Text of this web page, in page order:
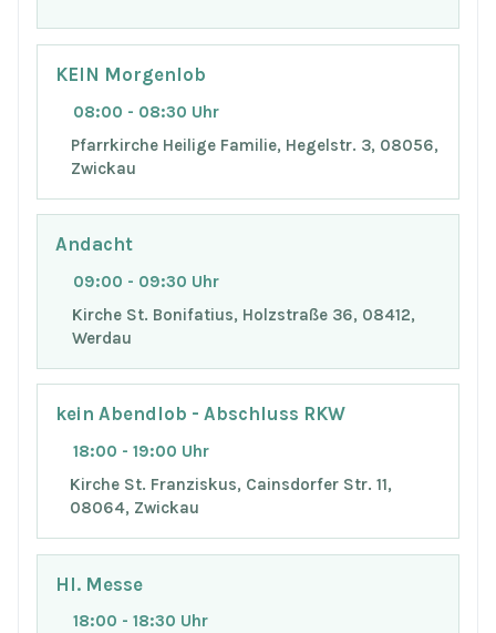
KEIN Morgenlob
08:00 - 08:30 Uhr
Pfarrkirche Heilige Familie, Hegelstr. 3, 08056,
Zwickau
Andacht
09:00 - 09:30 Uhr
Kirche St. Bonifatius, Holzstraße 36, 08412,
Werdau
kein Abendlob - Abschluss RKW
18:00 - 19:00 Uhr
Kirche St. Franziskus, Cainsdorfer Str. 11,
08064, Zwickau
Hl. Messe
18:00 - 18:30 Uhr